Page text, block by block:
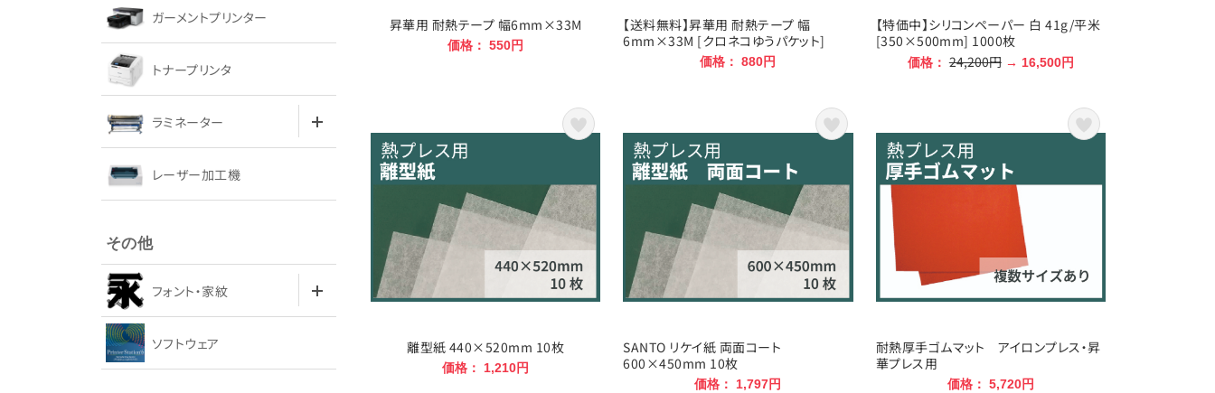
昇華用 耐熱テープ 幅6mm×33M
価格： 550円
【送料無料】昇華用 耐熱テープ 幅
6mm×33M [クロネコゆうパケット]
価格： 880円
【特価中】シリコンペーパー 白 41g/平米
[350×500mm] 1000枚
価格：24,200円→ 16,500円
離型紙 440×520mm 10枚
価格： 1,210円
SANTO リケイ紙 両面コート
600×450mm 10枚
価格： 1,797円
耐熱厚手ゴムマット アイロンプレス・昇
華プレス用
価格： 5,720円
ガーメントプリンター
トナープリンタ
ラミネーター
レーザー加工機
その他
フォント・家紋
ソフトウェア